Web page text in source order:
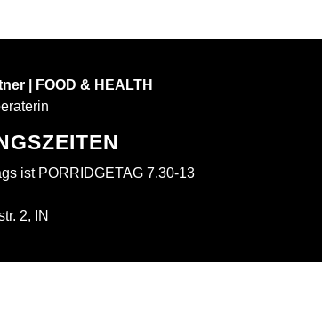
| FOOD & HEALTH
ist PORRIDGETAG 7.30-13
2, IN